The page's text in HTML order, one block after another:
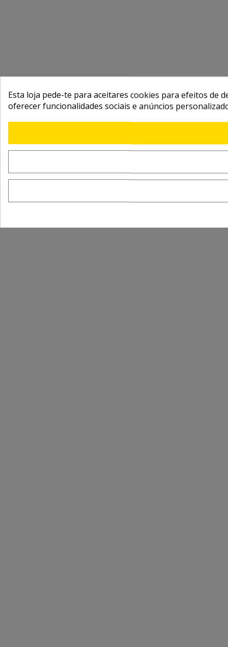
Esta loja pede-te para aceitares cookies para efeitos de
oferecer funcionalidades sociais e anúncios